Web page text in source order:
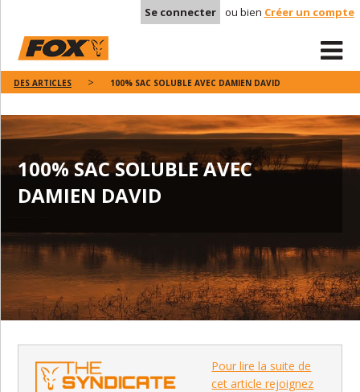
Se connecter ou bien Créer un compte
DES ARTICLES 100% SAC SOLUBLE AVEC DAMIEN DAVID
100% SAC SOLUBLE AVEC
DAMIEN DAVID
Pour lire la suite de
cet article rejoignez